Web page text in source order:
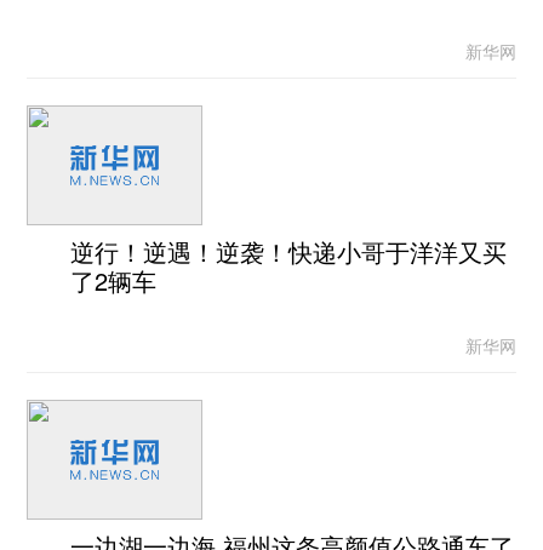
新华网
逆行！逆遇！逆袭！快递小哥于洋洋又买
了2辆车
新华网